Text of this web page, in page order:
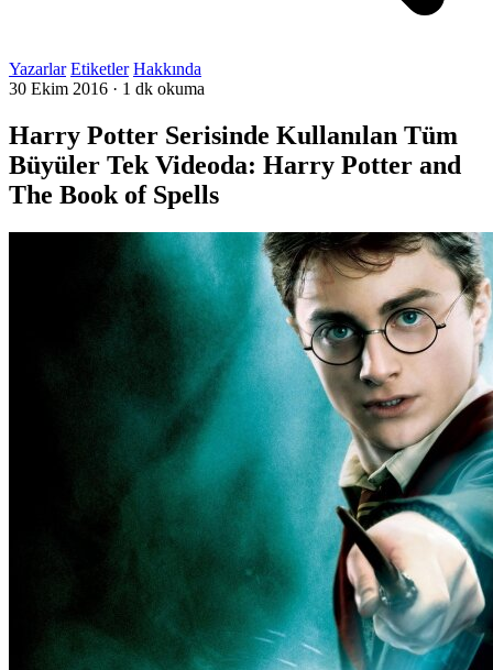
Yazarlar Etiketler Hakkında
30 Ekim 2016 · 1 dk okuma
Harry Potter Serisinde Kullanılan Tüm
Büyüler Tek Videoda: Harry Potter and
The Book of Spells